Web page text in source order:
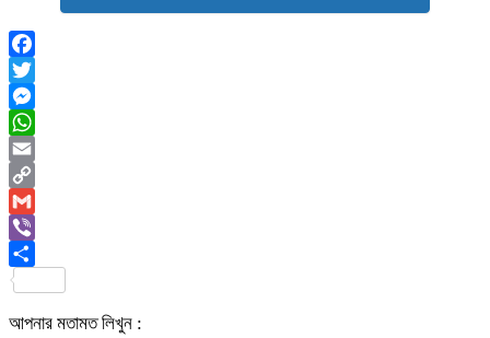
Facebook
Twitter
Messenger
WhatsApp
Email
Copy
Link
Gmail
Viber
আপনার মতামত লিখুন :